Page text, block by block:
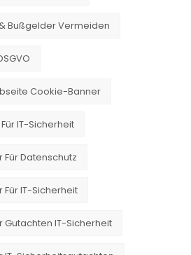
Bußgelder Vermeiden
Cookie-Banner
IT-Sicherheit
Datenschutz
IT-Sicherheit
Gutachten IT-Sicherheit